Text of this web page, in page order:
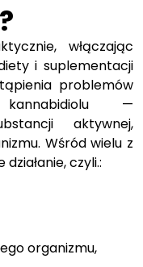
włączając
i suplementacji
problemów
kannabidiolu —
aktywnej,
Wśród wielu z
czyli.:
organizmu,